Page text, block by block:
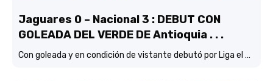
Jaguares 0 – Nacional 3 : DEBUT CON
GOLEADA DEL VERDE DE Antioquia . . .
Con goleada y en condición de vistante debutó por Liga el verde de Lucas González frente a Jaguares de Córdoba.